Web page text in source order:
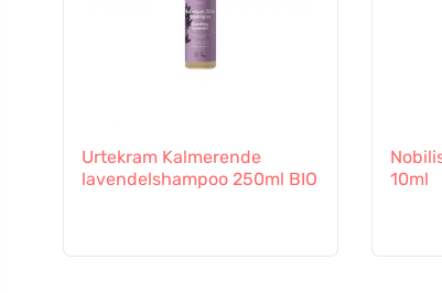
Urtekram Kalmerende
lavendelshampoo 250ml BIO
10ml